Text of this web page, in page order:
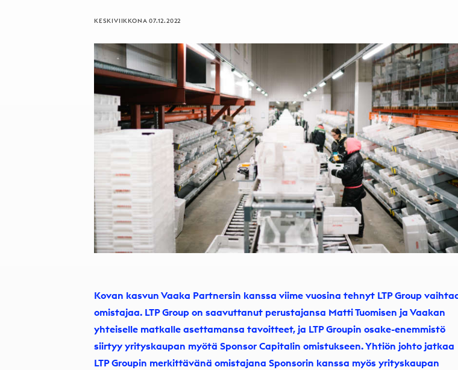
KESKIVIIKKONA 07.12.2022
Kovan kasvun Vaaka Partnersin kanssa viime vuosina tehnyt LTP Group
omistajaa. LTP Group on saavuttanut perustajansa Matti Tuomisen ja Vaakan
yhteiselle matkalle asettamansa tavoitteet, ja LTP Groupin osake-enemmistö
siirtyy yrityskaupan myötä Sponsor Capitalin omistukseen. Yhtiön johto jatkaa
LTP Groupin merkittävänä omistajana Sponsorin kanssa myös yrityskaupan